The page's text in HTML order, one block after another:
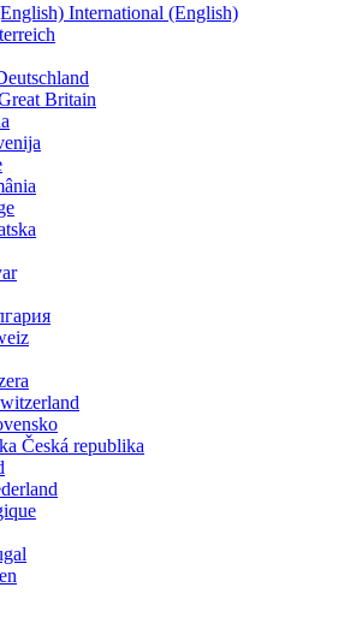
International (English)
Britain
Česká republika